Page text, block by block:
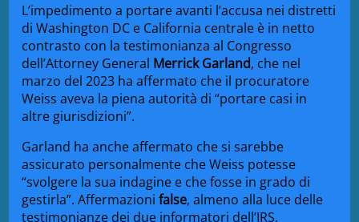
L’impedimento a portare avanti l’accusa nei distretti
di Washington DC e California centrale è in netto
contrasto con la testimonianza al Congresso
dell’Attorney General Merrick Garland, che nel
marzo del 2023 ha affermato che il procuratore
Weiss aveva la piena autorità di “portare casi in
altre giurisdizioni”.
Garland ha anche affermato che si sarebbe
assicurato personalmente che Weiss potesse
“svolgere la sua indagine e che fosse in grado di
gestirla”. Affermazionifalse, almeno alla luce delle
testimonianze dei due informatori dell’IRS.